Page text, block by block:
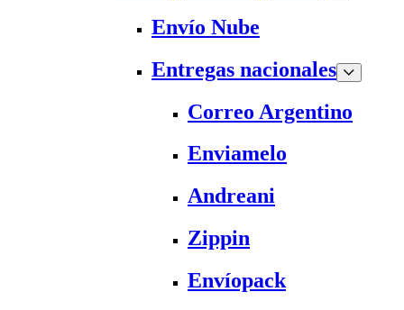
Envío Nube
Entregas nacionales
Correo Argentino
Enviamelo
Andreani
Zippin
Envíopack